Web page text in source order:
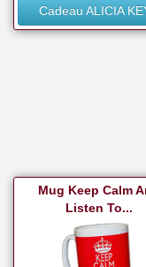
Cadeau ALICIA
Mug Keep Calm
Listen To...